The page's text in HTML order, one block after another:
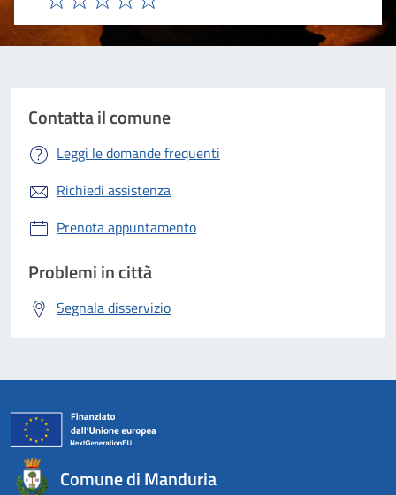
Valuta 5 stelle su 5
Valuta 4 stelle su 5
Valuta 3 stelle su 5
Valuta 2 stelle su 5
Valuta 1 stelle su 5
Contatta il comune
Leggi le domande frequenti
Richiedi assistenza
Prenota appuntamento
Problemi in città
Segnala disservizio
Comune di Manduria